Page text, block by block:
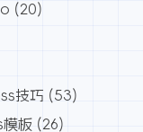
(20)
技巧 (53)
板 (26)